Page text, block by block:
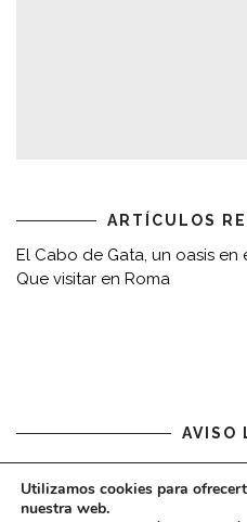
ARTÍCULOS
El Cabo de Gata, un oasis en
Que visitar en Roma
AVISO
Aviso legal
Utilizamos cookies para
nuestra web.